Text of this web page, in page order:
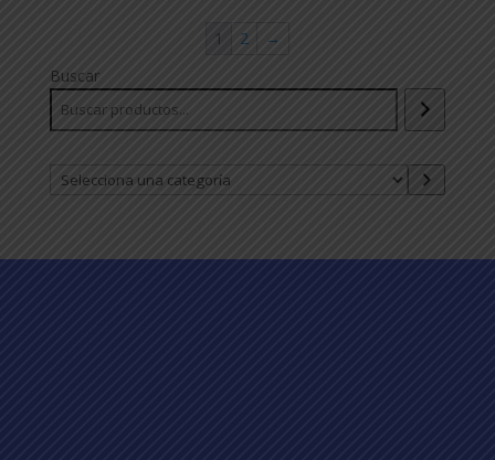
1 2
→
Buscar
Selecciona
una